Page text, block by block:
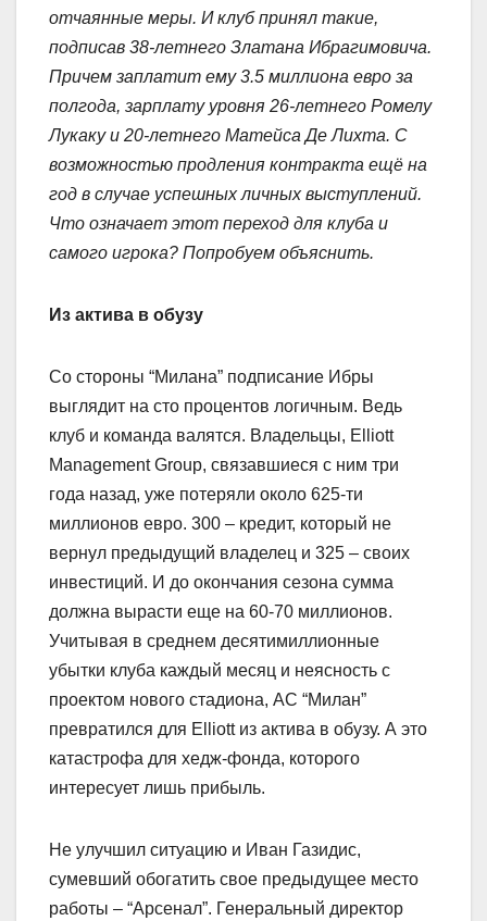
отчаянные меры. И клуб принял такие,
подписав 38-летнего Златана Ибрагимовича.
Причем заплатит ему 3.5 миллиона евро за
полгода, зарплату уровня 26-летнего Ромелу
Лукаку и 20-летнего Матейса Де Лихта. С
возможностью продления контракта ещё на
год в случае успешных личных выступлений.
Что означает этот переход для клуба и
самого игрока? Попробуем объяснить.
Из актива в обузу
Со стороны “Милана” подписание Ибры
выглядит на сто процентов логичным. Ведь
клуб и команда валятся. Владельцы, Elliott
Management Group, связавшиеся с ним три
года назад, уже потеряли около 625-ти
миллионов евро. 300 – кредит, который не
вернул предыдущий владелец и 325 – своих
инвестиций. И до окончания сезона сумма
должна вырасти еще на 60-70 миллионов.
Учитывая в среднем десятимиллионные
убытки клуба каждый месяц и неясность с
проектом нового стадиона, АС “Милан”
превратился для Elliott из актива в обузу. А это
катастрофа для хедж-фонда, которого
интересует лишь прибыль.
Не улучшил ситуацию и Иван Газидис,
сумевший обогатить свое предыдущее место
работы – “Арсенал”. Генеральный директор